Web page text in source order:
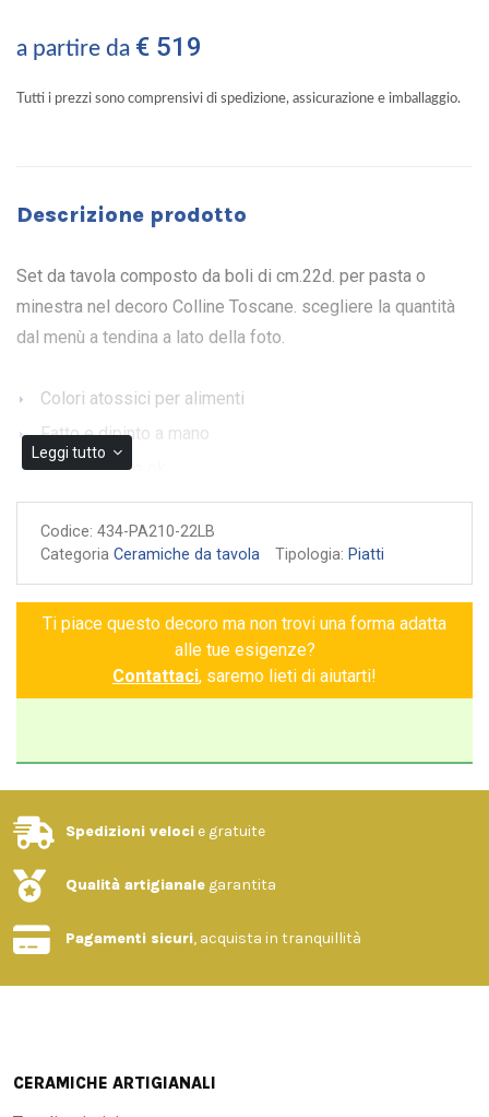
a partire da € 519
Tutti i prezzi sono comprensivi di spedizione, assicurazione e imballaggio.
Descrizione prodotto
Set da tavola composto da boli di cm.22d. per pasta o
minestra nel decoro Colline Toscane. scegliere la quantità
dal menù a tendina a lato della foto.
Colori atossici per alimenti
Fatto e dipinto a mano
Lavastoviglie ok
Microonde ok
Garanzia di autenticità
Leggi tutto
Codice: 434-PA210-22LB
Categoria Ceramiche da tavola Tipologia: Piatti
Ti piace questo decoro ma non trovi una forma adatta
alle tue esigenze?
Contattaci, saremo lieti di aiutarti!
Spedizioni veloci e gratuite
Qualità artigianale garantita
Pagamenti sicuri, acquista in tranquillità
CERAMICHE ARTIGIANALI